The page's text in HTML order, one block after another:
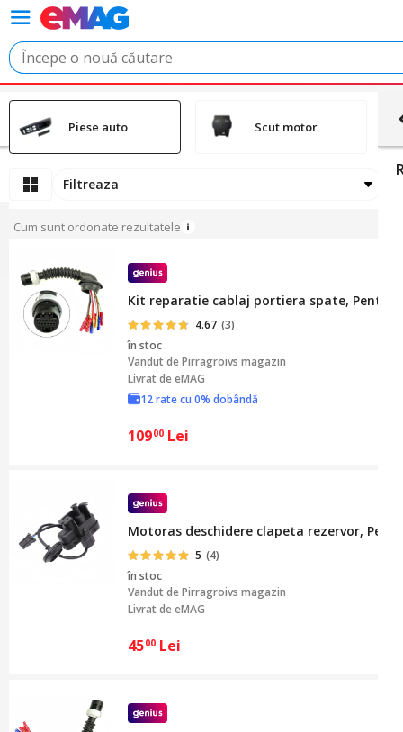
Piese auto Scut motor
Filtreaza
Cum sunt ordonate rezultatele
Kit reparatie cablaj portiera spate, Pentru
4.67 (3)
în stoc
Vandut dePirragroivs magazin
Livrat de eMAG
12 rate cu 0% dobândă
10900 Lei
Motoras deschidere clapeta rezervor,
5 (4)
în stoc
Vandut dePirragroivs magazin
Livrat de eMAG
4500 Lei